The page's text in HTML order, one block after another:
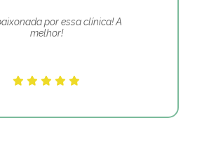
por essa clínica! A
melhor!